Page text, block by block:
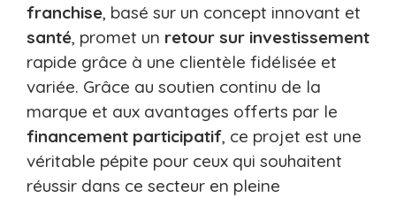
franchise, basé sur un concept innovant et
santé, promet un retour sur investissement
rapide grâce à une clientèle fidélisée et
variée. Grâce au soutien continu de la
marque et aux avantages offerts par le
financement participatif, ce projet est une
véritable pépite pour ceux qui souhaitent
réussir dans ce secteur en pleine